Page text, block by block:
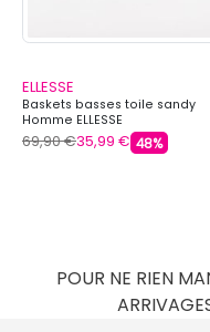
ELLESSE
Baskets basses toile sandy
Homme ELLESSE
69,90 €35,99 € 48%
POUR NE RIEN